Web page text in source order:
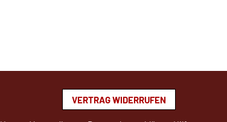
VERTRAG WIDERRUFEN